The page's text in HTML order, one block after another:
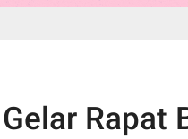
Rapat